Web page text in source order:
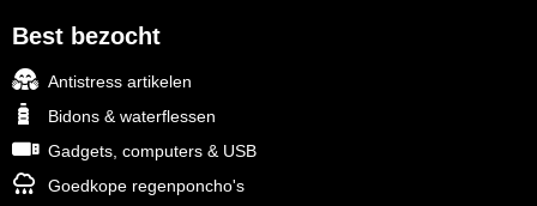
Best bezocht
Antistress artikelen
Bidons & waterflessen
Gadgets, computers & USB
Goedkope regenponcho's